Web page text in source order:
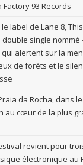
93 Records
label de Lane 8,
single nommé
alertent sur la
de forêts et le
da Rocha, dans
au cœur de la plus
revient pour
électronique au